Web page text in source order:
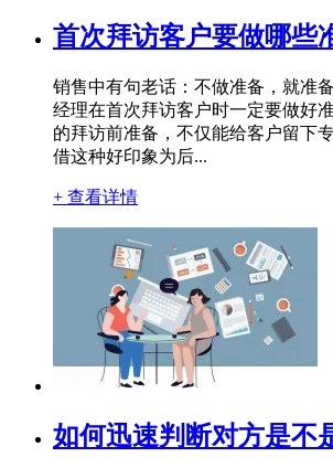
首次拜访客户要做哪些
销售中有句老话：不做准备，就准
经理在首次拜访客户时一定要做好
的拜访前准备，不仅能给客户留下
借这种好印象为后...
+ 查看详情
如何迅速判断对方是不